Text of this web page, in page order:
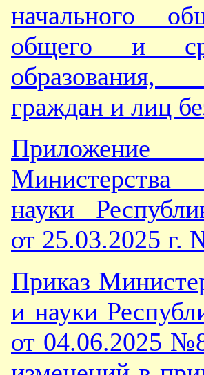
начального
общего и
граждан и лиц
науки
от 25.03.2025 г.
Приказ
и науки
от 04.06.2025